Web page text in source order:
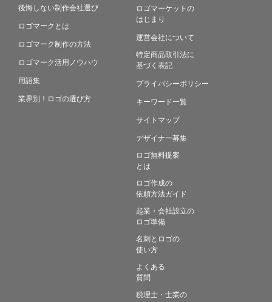
後悔しない制作会社選び
ロゴマークとは
ロゴマーク制作の方法
ロゴマーク活用ノウハウ
用語集
業界別！ロゴの選び方
ロゴマーケットの
はじまり
運営会社について
特定商品取引法に
基づく表記
プライバシーポリシー
キーワード一覧
サイトマップ
デザイナー募集
ロゴ無料提案
とは
ロゴ作成の
依頼方法ガイド
起業・会社設立の
ロゴ準備
名刺とロゴの
使い方
よくある
質問
税理士・士業の